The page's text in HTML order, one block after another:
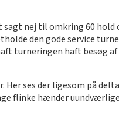
sagt nej til omkring 60
den gode service
haft besøg
ses der ligesom på
flinke hænder